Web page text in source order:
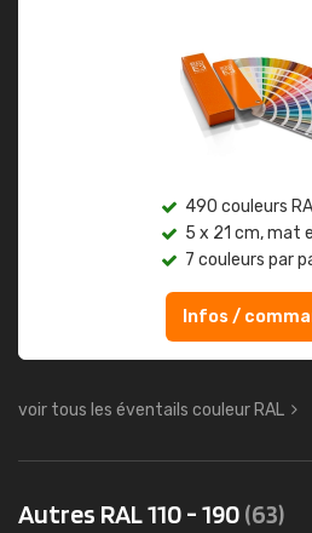
490 couleurs
5 x 21 cm, mat
7 couleurs par
Infos /
voir tous les éventails couleur RAL
Autres RAL 110 - 190(63)